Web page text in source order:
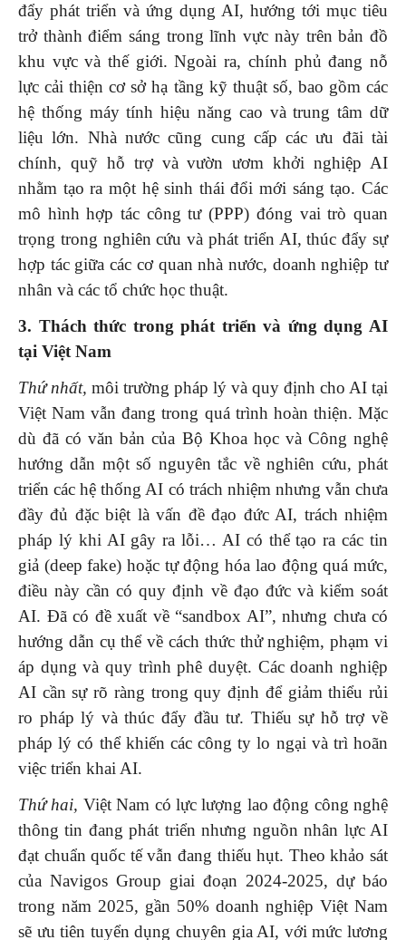
đẩy phát triển và ứng dụng AI, hướng tới mục tiêu
trở thành điểm sáng trong lĩnh vực này trên bản đồ
khu vực và thế giới. Ngoài ra, chính phủ đang nỗ
lực cải thiện cơ sở hạ tầng kỹ thuật số, bao gồm các
hệ thống máy tính hiệu năng cao và trung tâm dữ
liệu lớn. Nhà nước cũng cung cấp các ưu đãi tài
chính, quỹ hỗ trợ và vườn ươm khởi nghiệp AI
nhằm tạo ra một hệ sinh thái đổi mới sáng tạo. Các
mô hình hợp tác công tư (PPP) đóng vai trò quan
trọng trong nghiên cứu và phát triển AI, thúc đẩy sự
hợp tác giữa các cơ quan nhà nước, doanh nghiệp tư
nhân và các tổ chức học thuật.
3. Thách thức trong phát triển và ứng dụng AI
tại Việt Nam
Thứ nhất, môi trường pháp lý và quy định cho AI tại
Việt Nam vẫn đang trong quá trình hoàn thiện. Mặc
dù đã có văn bản của Bộ Khoa học và Công nghệ
hướng dẫn một số nguyên tắc về nghiên cứu, phát
triển các hệ thống AI có trách nhiệm nhưng vẫn chưa
đầy đủ đặc biệt là vấn đề đạo đức AI, trách nhiệm
pháp lý khi AI gây ra lỗi… AI có thể tạo ra các tin
giả (deep fake) hoặc tự động hóa lao động quá mức,
điều này cần có quy định về đạo đức và kiểm soát
AI. Đã có đề xuất về “sandbox AI”, nhưng chưa có
hướng dẫn cụ thể về cách thức thử nghiệm, phạm vi
áp dụng và quy trình phê duyệt. Các doanh nghiệp
AI cần sự rõ ràng trong quy định để giảm thiểu rủi
ro pháp lý và thúc đẩy đầu tư. Thiếu sự hỗ trợ về
pháp lý có thể khiến các công ty lo ngại và trì hoãn
việc triển khai AI.
Thứ hai, Việt Nam có lực lượng lao động công nghệ
thông tin đang phát triển nhưng nguồn nhân lực AI
đạt chuẩn quốc tế vẫn đang thiếu hụt. Theo khảo sát
của Navigos Group giai đoạn 2024-2025, dự báo
trong năm 2025, gần 50% doanh nghiệp Việt Nam
sẽ ưu tiên tuyển dụng chuyên gia AI, với mức lương